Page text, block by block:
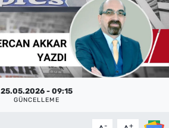
25.05.2026 - 09:15
GÜNCELLEME
- +